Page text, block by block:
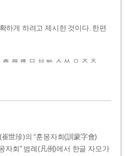
하게 하려고 제시한 것이다. 한편
ㄿ ㅀ ㅁ ㅂ ㅄ ㅅ ㅆ ㅇ ㅈ ㅊ
世珍)의 “훈몽자회(訓蒙字會)
자회” 범례(凡例)에서 한글 자모가